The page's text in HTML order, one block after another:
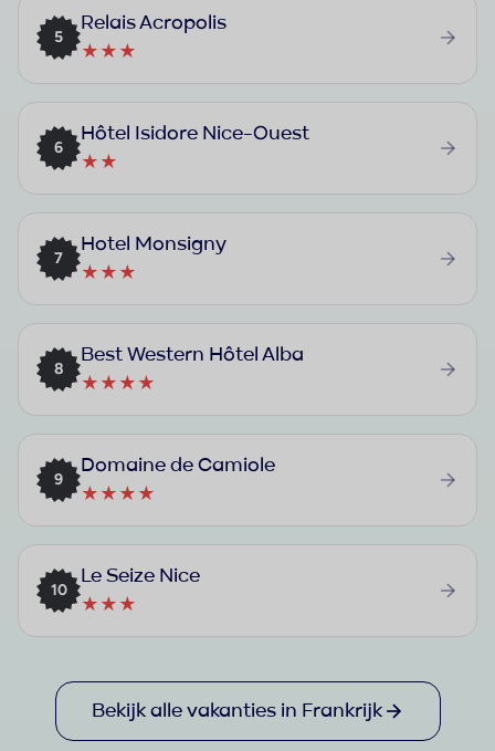
5
Relais Acropolis
★★★
6
Hôtel Isidore Nice-Ouest
★★
7
Hotel Monsigny
★★★
8
Best Western Hôtel Alba
★★★★
9
Domaine de Camiole
★★★★
10
Le Seize Nice
★★★
Bekijk alle vakanties in Frankrijk